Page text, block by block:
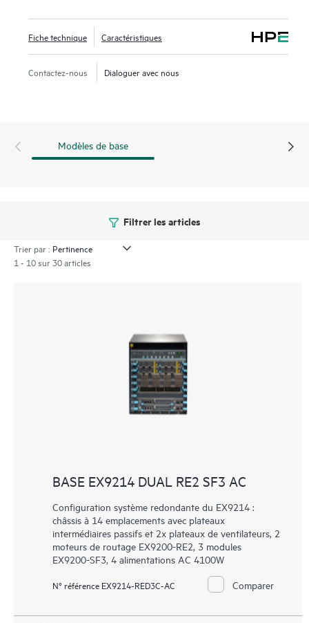
géographiquement dispersés, tout en tirant parti de
politiques unifiées pour segmenter le trafic.
Fiche technique Caractéristiques
Contactez-nous Dialoguer avec nous
Modèles de base
Filtrer les articles
Trier par :
1 - 10 sur 30 articles
BASE EX9214 DUAL RE2 SF3 AC
Configuration système redondante du EX9214 :
châssis à 14 emplacements avec plateaux
intermédiaires passifs et 2x plateaux de ventilateurs, 2
moteurs de routage EX9200-RE2, 3 modules
EX9200-SF3, 4 alimentations AC 4100W
N° référence EX9214-RED3C-AC Comparer